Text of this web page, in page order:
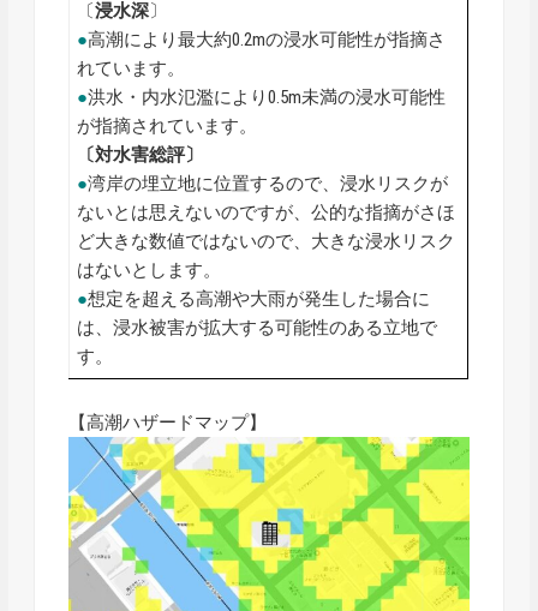
〔浸水深〕
●高潮により最大約0.2mの浸水可能性が指摘さ
れています。
●洪水・内水氾濫により0.5m未満の浸水可能性
が指摘されています。
〔対水害総評〕
●湾岸の埋立地に位置するので、浸水リスクが
ないとは思えないのですが、公的な指摘がさほ
ど大きな数値ではないので、大きな浸水リスク
はないとします。
●想定を超える高潮や大雨が発生した場合に
は、浸水被害が拡大する可能性のある立地で
す。
【高潮ハザードマップ】